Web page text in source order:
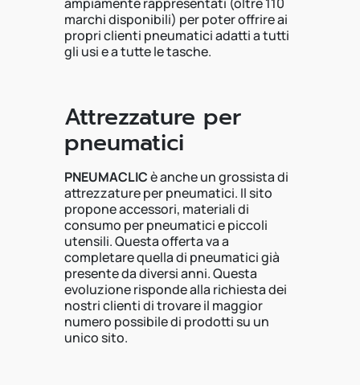
marchi disponibili) per poter offrire ai
propri clienti pneumatici adatti a tutti
gli usi e a tutte le tasche.
Attrezzature per
pneumatici
PNEUMACLICè anche un grossista di
attrezzature per pneumatici. Il sito
propone accessori, materiali di
consumo per pneumatici e piccoli
utensili. Questa offerta va a
completare quella di pneumatici già
presente da diversi anni. Questa
evoluzione risponde alla richiesta dei
nostri clienti di trovare il maggior
numero possibile di prodotti su un
unico sito.